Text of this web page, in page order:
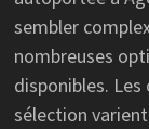
sembler
nombreuses
disponibles.
sélection